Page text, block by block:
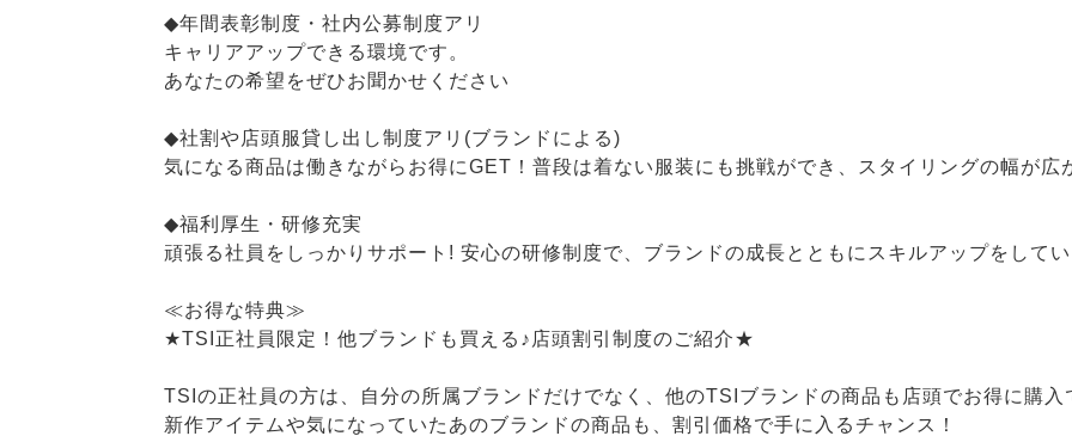
◆年間表彰制度・社内公募制度アリ
キャリアアップできる環境です。
あなたの希望をぜひお聞かせください
◆社割や店頭服貸し出し制度アリ(ブランドによる)
気になる商品は働きながらお得にGET！普段は着ない服装にも挑戦ができ、スタイリングの幅が広
◆福利厚生・研修充実
頑張る社員をしっかりサポート! 安心の研修制度で、ブランドの成長とともにスキルアップをしてい
≪お得な特典≫
★TSI正社員限定！他ブランドも買える♪店頭割引制度のご紹介★
TSIの正社員の方は、自分の所属ブランドだけでなく、他のTSIブランドの商品も店頭でお得に購入
新作アイテムや気になっていたあのブランドの商品も、割引価格で手に入るチャンス！